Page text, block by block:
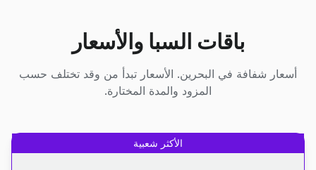
باقات السبا والأسعار
أسعار شفافة في البحرين. الأسعار تبدأ من وقد تختلف حسب
المزود والمدة المختارة.
الأكثر شعبية